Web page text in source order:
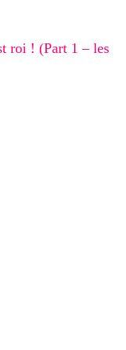
roi ! (Part 1 – les